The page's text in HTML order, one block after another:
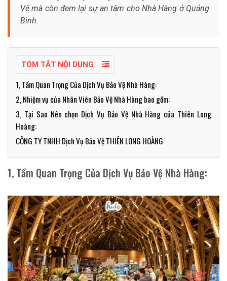
Vệ mà còn đem lại sự an tâm cho Nhà Hàng ở Quảng
Bình.
TÓM TẮT NỘI DUNG
1, Tầm Quan Trọng Của Dịch Vụ Bảo Vệ Nhà Hàng:
2, Nhiệm vụ của Nhân Viên Bảo Vệ Nhà Hàng bao gồm:
3, Tại Sao Nên chọn Dịch Vụ Bảo Vệ Nhà Hàng của Thiên Long
Hoàng:
CÔNG TY TNHH Dịch Vụ Bảo Vệ THIÊN LONG HOÀNG
1, Tầm Quan Trọng Của Dịch Vụ Bảo Vệ Nhà Hàng: